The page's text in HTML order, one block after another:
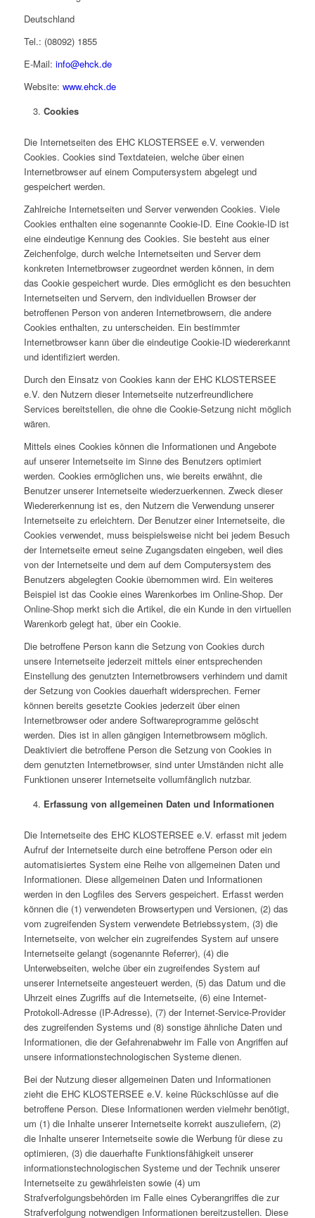
Deutschland
Tel.: (08092) 1855
E-Mail: info@ehck.de
Website: www.ehck.de
Cookies
Die Internetseiten des EHC KLOSTERSEE e.V. verwenden
Cookies. Cookies sind Textdateien, welche über einen
Internetbrowser auf einem Computersystem abgelegt und
gespeichert werden.
Zahlreiche Internetseiten und Server verwenden Cookies. Viele
Cookies enthalten eine sogenannte Cookie-ID. Eine Cookie-ID ist
eine eindeutige Kennung des Cookies. Sie besteht aus einer
Zeichenfolge, durch welche Internetseiten und Server dem
konkreten Internetbrowser zugeordnet werden können, in dem
das Cookie gespeichert wurde. Dies ermöglicht es den besuchten
Internetseiten und Servern, den individuellen Browser der
betroffenen Person von anderen Internetbrowsern, die andere
Cookies enthalten, zu unterscheiden. Ein bestimmter
Internetbrowser kann über die eindeutige Cookie-ID wiedererkannt
und identifiziert werden.
Durch den Einsatz von Cookies kann der EHC KLOSTERSEE
e.V. den Nutzern dieser Internetseite nutzerfreundlichere
Services bereitstellen, die ohne die Cookie-Setzung nicht möglich
wären.
Mittels eines Cookies können die Informationen und Angebote
auf unserer Internetseite im Sinne des Benutzers optimiert
werden. Cookies ermöglichen uns, wie bereits erwähnt, die
Benutzer unserer Internetseite wiederzuerkennen. Zweck dieser
Wiedererkennung ist es, den Nutzern die Verwendung unserer
Internetseite zu erleichtern. Der Benutzer einer Internetseite, die
Cookies verwendet, muss beispielsweise nicht bei jedem Besuch
der Internetseite erneut seine Zugangsdaten eingeben, weil dies
von der Internetseite und dem auf dem Computersystem des
Benutzers abgelegten Cookie übernommen wird. Ein weiteres
Beispiel ist das Cookie eines Warenkorbes im Online-Shop. Der
Online-Shop merkt sich die Artikel, die ein Kunde in den virtuellen
Warenkorb gelegt hat, über ein Cookie.
Die betroffene Person kann die Setzung von Cookies durch
unsere Internetseite jederzeit mittels einer entsprechenden
Einstellung des genutzten Internetbrowsers verhindern und damit
der Setzung von Cookies dauerhaft widersprechen. Ferner
können bereits gesetzte Cookies jederzeit über einen
Internetbrowser oder andere Softwareprogramme gelöscht
werden. Dies ist in allen gängigen Internetbrowsern möglich.
Deaktiviert die betroffene Person die Setzung von Cookies in
dem genutzten Internetbrowser, sind unter Umständen nicht alle
Funktionen unserer Internetseite vollumfänglich nutzbar.
Erfassung von allgemeinen Daten und Informationen
Die Internetseite des EHC KLOSTERSEE e.V. erfasst mit jedem
Aufruf der Internetseite durch eine betroffene Person oder ein
automatisiertes System eine Reihe von allgemeinen Daten und
Informationen. Diese allgemeinen Daten und Informationen
werden in den Logfiles des Servers gespeichert. Erfasst werden
können die (1) verwendeten Browsertypen und Versionen, (2) das
vom zugreifenden System verwendete Betriebssystem, (3) die
Internetseite, von welcher ein zugreifendes System auf unsere
Internetseite gelangt (sogenannte Referrer), (4) die
Unterwebseiten, welche über ein zugreifendes System auf
unserer Internetseite angesteuert werden, (5) das Datum und die
Uhrzeit eines Zugriffs auf die Internetseite, (6) eine Internet-
Protokoll-Adresse (IP-Adresse), (7) der Internet-Service-Provider
des zugreifenden Systems und (8) sonstige ähnliche Daten und
Informationen, die der Gefahrenabwehr im Falle von Angriffen auf
unsere informationstechnologischen Systeme dienen.
Bei der Nutzung dieser allgemeinen Daten und Informationen
zieht die EHC KLOSTERSEE e.V. keine Rückschlüsse auf die
betroffene Person. Diese Informationen werden vielmehr benötigt,
um (1) die Inhalte unserer Internetseite korrekt auszuliefern, (2)
die Inhalte unserer Internetseite sowie die Werbung für diese zu
optimieren, (3) die dauerhafte Funktionsfähigkeit unserer
informationstechnologischen Systeme und der Technik unserer
Internetseite zu gewährleisten sowie (4) um
Strafverfolgungsbehörden im Falle eines Cyberangriffes die zur
Strafverfolgung notwendigen Informationen bereitzustellen. Diese